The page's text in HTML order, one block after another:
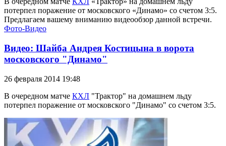
потерпел поражение от московского «Динамо» со счетом 3:5.
Предлагаем вашему вниманию видеообзор данной встречи.
Фото-Видео
Видео: Шайба Андрея Костицына в ворота
московского "Динамо"
26 февраля 2014 19:48
В очередном матче КХЛ "Трактор" на домашнем льду
потерпел поражение от московского "Динамо" со счетом 3:5.